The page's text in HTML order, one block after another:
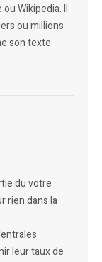
Wikipedia. Il
ou millions
son texte
du votre
rien dans la
leur taux de